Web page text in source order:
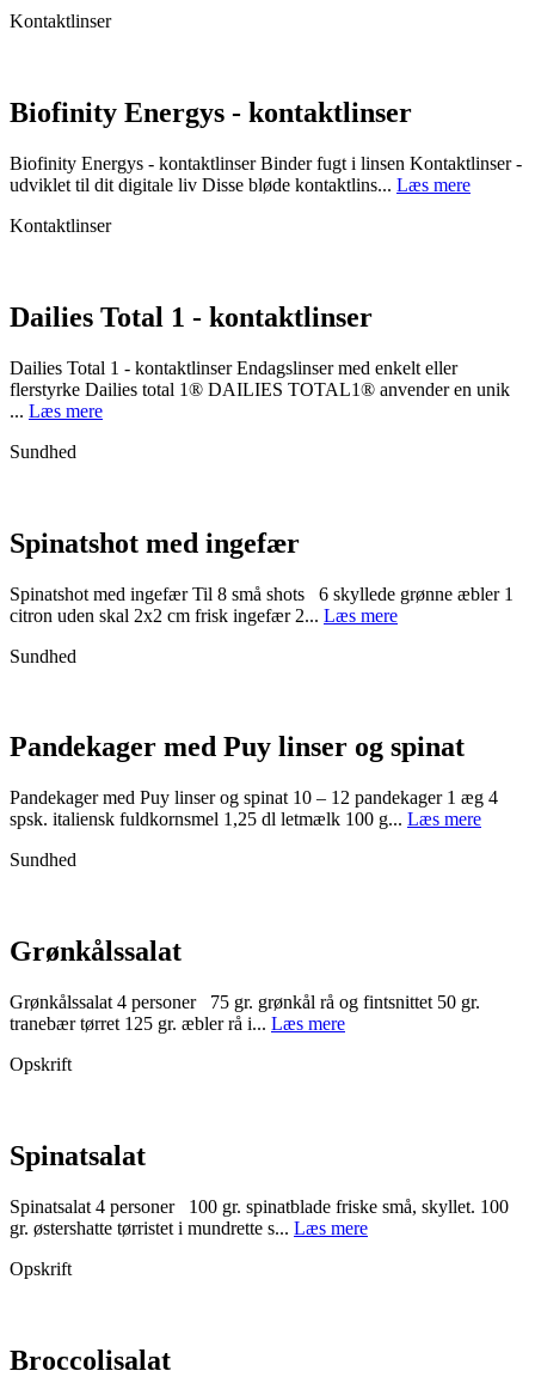
Kontaktlinser
Biofinity Energys - kontaktlinser
Biofinity Energys - kontaktlinser Binder fugt i linsen Kontaktlinser -
udviklet til dit digitale liv Disse bløde kontaktlins... Læs mere
Kontaktlinser
Dailies Total 1 - kontaktlinser
Dailies Total 1 - kontaktlinser Endagslinser med enkelt eller
flerstyrke Dailies total 1® DAILIES TOTAL1® anvender en unik
... Læs mere
Sundhed
Spinatshot med ingefær
Spinatshot med ingefær Til 8 små shots 6 skyllede grønne æbler 1
citron uden skal 2x2 cm frisk ingefær 2... Læs mere
Sundhed
Pandekager med Puy linser og spinat
Pandekager med Puy linser og spinat 10 – 12 pandekager 1 æg 4
spsk. italiensk fuldkornsmel 1,25 dl letmælk 100 g... Læs mere
Sundhed
Grønkålssalat
Grønkålssalat 4 personer 75 gr. grønkål rå og fintsnittet 50 gr.
tranebær tørret 125 gr. æbler rå i... Læs mere
Opskrift
Spinatsalat
Spinatsalat 4 personer 100 gr. spinatblade friske små, skyllet. 100
gr. østershatte tørristet i mundrette s... Læs mere
Opskrift
Broccolisalat